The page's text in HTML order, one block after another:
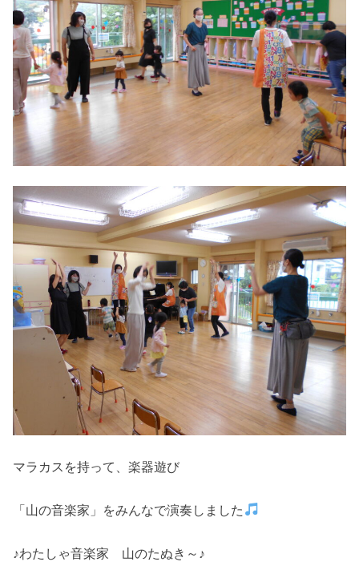
マラカスを持って、楽器遊び
「山の音楽家」をみんなで演奏しました
♪わたしゃ音楽家 山のたぬき～♪